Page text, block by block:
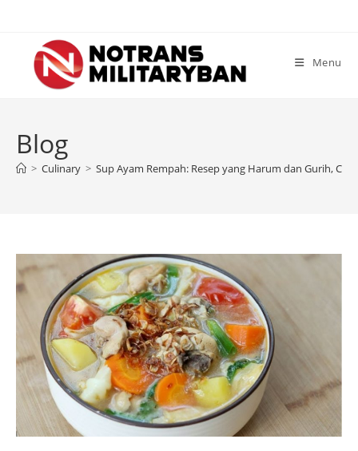
content
Menu
Blog
> Culinary > Sup Ayam Rempah: Resep yang Harum dan Gurih,